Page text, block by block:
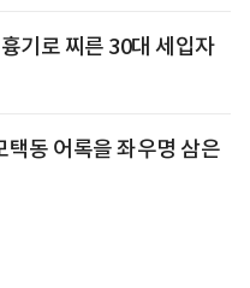
기로 찌른 30대 세입자
동 어록을 좌우명 삼은